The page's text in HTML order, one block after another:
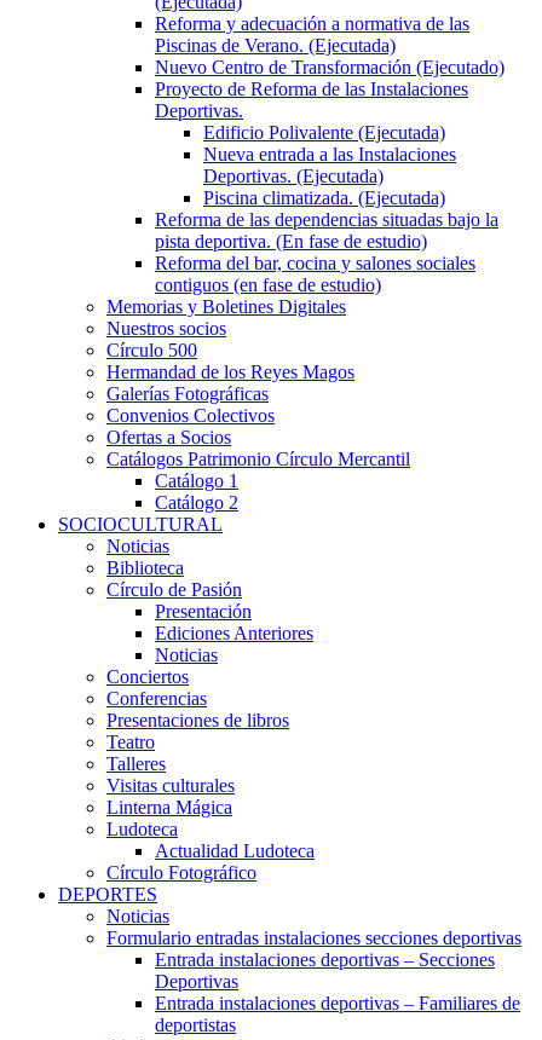
Reforma y adecuación a normativa de las
Piscinas de Verano. (Ejecutada)
Nuevo Centro de Transformación (Ejecutado)
Proyecto de Reforma de las Instalaciones
Deportivas.
Edificio Polivalente (Ejecutada)
Nueva entrada a las Instalaciones
Deportivas. (Ejecutada)
Piscina climatizada. (Ejecutada)
Reforma de las dependencias situadas bajo la
pista deportiva. (En fase de estudio)
Reforma del bar, cocina y salones sociales
contiguos (en fase de estudio)
Memorias y Boletines Digitales
Nuestros socios
Círculo 500
Hermandad de los Reyes Magos
Galerías Fotográficas
Convenios Colectivos
Ofertas a Socios
Catálogos Patrimonio Círculo Mercantil
Catálogo 1
Catálogo 2
SOCIOCULTURAL
Noticias
Biblioteca
Círculo de Pasión
Presentación
Ediciones Anteriores
Noticias
Conciertos
Conferencias
Presentaciones de libros
Teatro
Talleres
Visitas culturales
Linterna Mágica
Ludoteca
Actualidad Ludoteca
Círculo Fotográfico
DEPORTES
Noticias
Formulario entradas instalaciones secciones deportivas
Entrada instalaciones deportivas – Secciones
Deportivas
Entrada instalaciones deportivas – Familiares de
deportistas